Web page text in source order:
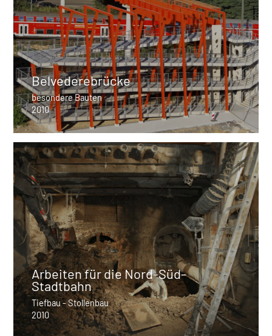
Belvederebrücke
besondere Bauten
2010
Arbeiten für die Nord-Süd-
Stadtbahn
Tiefbau - Stollenbau
2010